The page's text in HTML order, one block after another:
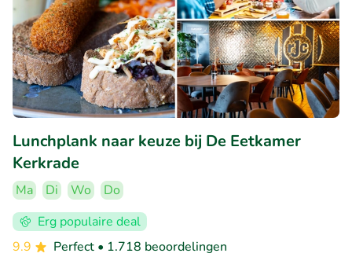
Lunchplank naar keuze bij De Eetkamer
Kerkrade
Ma Di Wo
Do
Erg populaire deal
9.9
Perfect • 1.718 beoordelingen